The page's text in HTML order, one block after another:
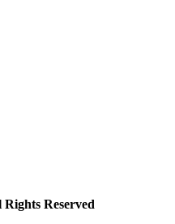
Reserved